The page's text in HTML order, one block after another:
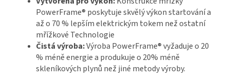
PowerFrame® poskytuje skvělý výkon startování a
až o 70 % lepším elektrickým tokem než ostatní
mřížkové Technologie
Čistá výroba:Výroba PowerFrame®vyžaduje o 20
% méně energie a produkuje o 20% méně
skleníkových plynů než jiné metody výroby.